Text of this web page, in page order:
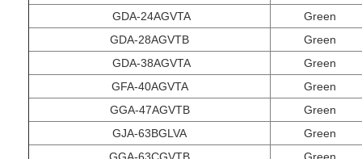
GDA-24AGVTA
Green
GDA-28AGVTB
Green
GDA-38AGVTA
Green
GFA-40AGVTA
Green
GGA-47AGVTB
Green
GJA-63BGLVA
Green